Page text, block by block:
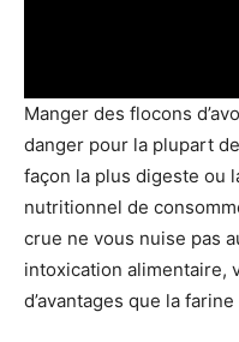
Manger des flocons
danger pour la plupart
façon la plus digeste ou
nutritionnel de
crue ne vous nuise pas
intoxication alimentaire,
d’avantages que la farine